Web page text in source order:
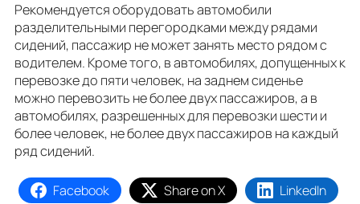
Рекомендуется оборудовать автомобили
разделительными перегородками между рядами
сидений, пассажир не может занять место рядом с
водителем. Кроме того, в автомобилях, допущенных к
перевозке до пяти человек, на заднем сиденье
можно перевозить не более двух пассажиров, а в
автомобилях, разрешенных для перевозки шести и
более человек, не более двух пассажиров на каждый
ряд сидений.
Facebook Share on X
LinkedIn